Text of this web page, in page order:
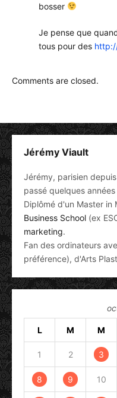
bosser
Je pense que
tous pour des
Comments are closed.
Jérémy Viault
Jérémy, parisien
passé quelques années
Diplômé d'un Master in
Business School (ex
marketing.
Fan des ordinateurs
préférence), d'Arts
L M M
1 2 3
8 9 10